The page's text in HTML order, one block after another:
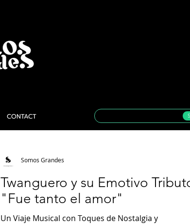
CONTACT
Twanguero y su Emotivo
"Fue tanto el amor"
Un Viaje Musical con Toques de Nostalgia y
Somos Grandes